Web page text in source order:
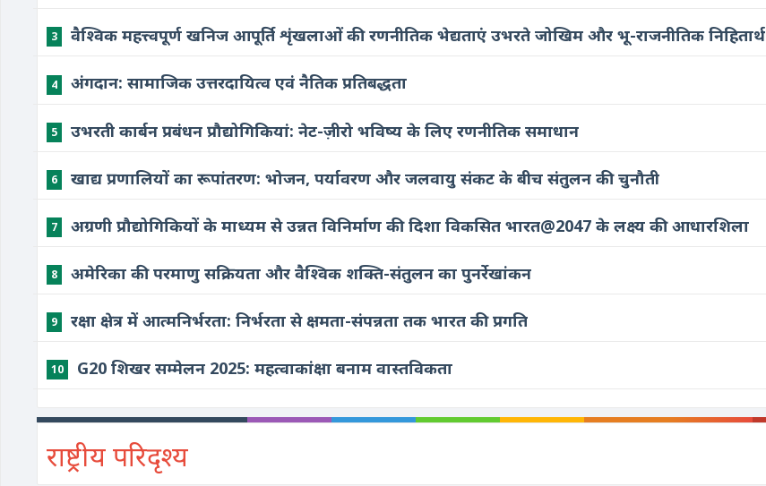
3 वैश्विक महत्त्वपूर्ण खनिज आपूर्ति शृंखलाओं की रणनीतिक भेद्यताएं उभरते जोखिम और भू-राजनीतिक निहितार्थ
4 अंगदान: सामाजिक उत्तरदायित्व एवं नैतिक प्रतिबद्धता
5 उभरती कार्बन प्रबंधन प्रौद्योगिकियां: नेट-ज़ीरो भविष्य के लिए रणनीतिक समाधान
6 खाद्य प्रणालियों का रूपांतरण: भोजन, पर्यावरण और जलवायु संकट के बीच संतुलन की चुनौती
7 अग्रणी प्रौद्योगिकियों के माध्यम से उन्नत विनिर्माण की दिशा विकसित भारत@2047 के लक्ष्य की आधारशिला
8 अमेरिका की परमाणु सक्रियता और वैश्विक शक्ति-संतुलन का पुनर्रेखांकन
9 रक्षा क्षेत्र में आत्मनिर्भरता: निर्भरता से क्षमता-संपन्नता तक भारत की प्रगति
10 G20 शिखर सम्मेलन 2025: महत्वाकांक्षा बनाम वास्तविकता
राष्ट्रीय परिदृश्य